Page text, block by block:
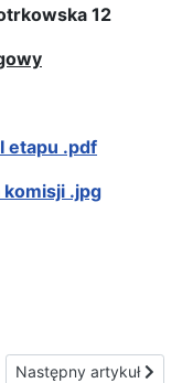
12
etapu .pdf
komisji .jpg
najkorzystniejszej
Następny artykuł:
Następny artykuł